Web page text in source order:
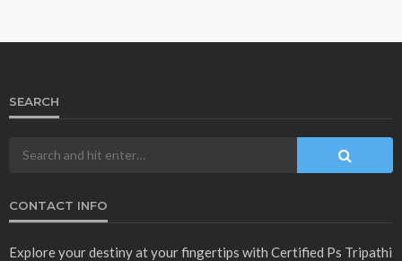
SEARCH
CONTACT INFO
Explore your destiny at your fingertips with Certified Ps Tripathi